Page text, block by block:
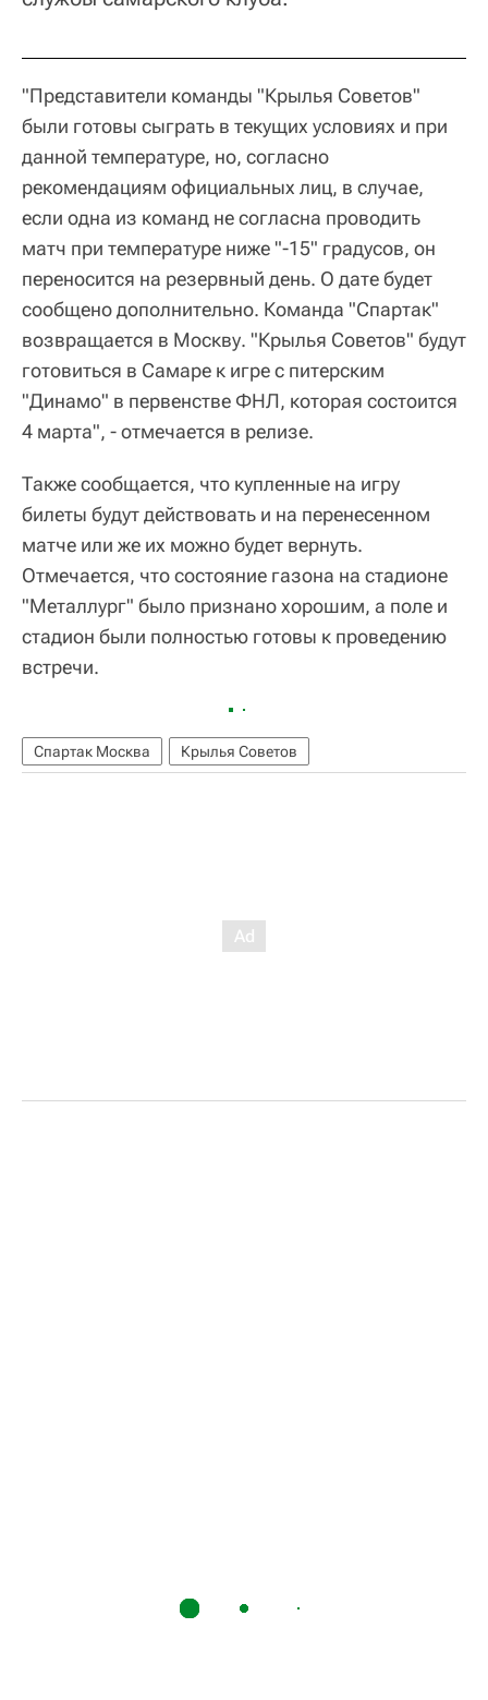
"Представители команды "Крылья Советов"
были готовы сыграть в текущих условиях и при
данной температуре, но, согласно
рекомендациям официальных лиц, в случае,
если одна из команд не согласна проводить
матч при температуре ниже "-15" градусов, он
переносится на резервный день. О дате будет
сообщено дополнительно. Команда "Спартак"
возвращается в Москву. "Крылья Советов" будут
готовиться в Самаре к игре с питерским
"Динамо" в первенстве ФНЛ, которая состоится
4 марта", - отмечается в релизе.
Также сообщается, что купленные на игру
билеты будут действовать и на перенесенном
матче или же их можно будет вернуть.
Отмечается, что состояние газона на стадионе
"Металлург" было признано хорошим, а поле и
стадион были полностью готовы к проведению
встречи.
Спартак Москва Крылья Советов